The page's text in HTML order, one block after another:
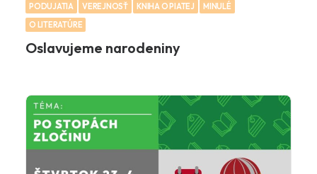
PODUJATIA VEREJNOSŤ KNIHA O PIATEJ
MINULÉ
O LITERATÚRE
Oslavujeme narodeniny